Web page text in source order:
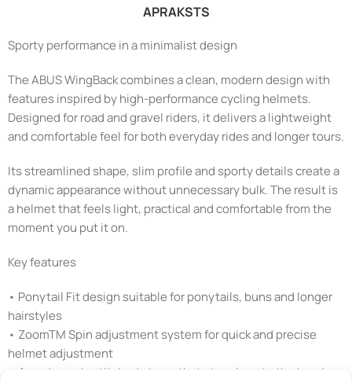
APRAKSTS
Sporty performance in a minimalist design
The ABUS WingBack combines a clean, modern design with
features inspired by high-performance cycling helmets.
Designed for road and gravel riders, it delivers a lightweight
and comfortable feel for both everyday rides and longer tours.
Its streamlined shape, slim profile and sporty details create a
dynamic appearance without unnecessary bulk. The result is
a helmet that feels light, practical and comfortable from the
moment you put it on.
Key features
• Ponytail Fit design suitable for ponytails, buns and longer
hairstyles
• ZoomTM Spin adjustment system for quick and precise
helmet adjustment
• Aerodynamic stitched straps that stay close to the head